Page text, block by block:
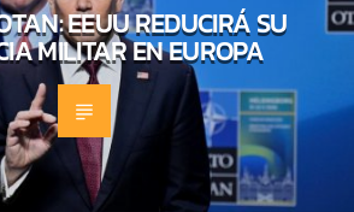
EEUU REDUCIRÁ SU
MILITAR EN EUROPA